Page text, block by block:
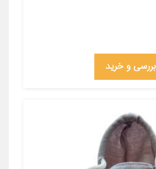
بررسی و خرید